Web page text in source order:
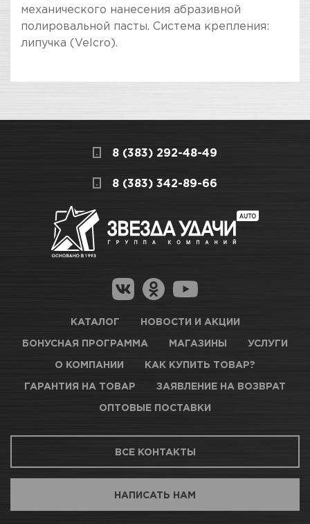
механического нанесения абразивной
полировальной пасты. Система крепления:
липучка (Velcro).
СКЛАДСКОЙ КОМПЛЕКС
Много
Новосибирск, Петухова, 27/3
КАРТА ПРОЕЗДА И КОНТАКТЫ
Новосибирск, Богдана Хмельницкого, 1/1
получение товара максимально комфортными,
поэтому подготовили для Вас самую
Как купить товар?
Гарантия на товар
Магазины для получения товара
Оптовые поставки
8 (383) 292-48-49
8 (383) 342-89-66
КАТАЛОГ НОВОСТИ И АКЦИИ
БОНУСНАЯ ПРОГРАММА МАГАЗИНЫ УСЛУГИ
О КОМПАНИИ КАК КУПИТЬ ТОВАР?
ГАРАНТИЯ НА ТОВАР ЗАЯВЛЕНИЕ НА ВОЗВРАТ
ОПТОВЫЕ ПОСТАВКИ
ВСЕ КОНТАКТЫ
НАПИСАТЬ НАМ